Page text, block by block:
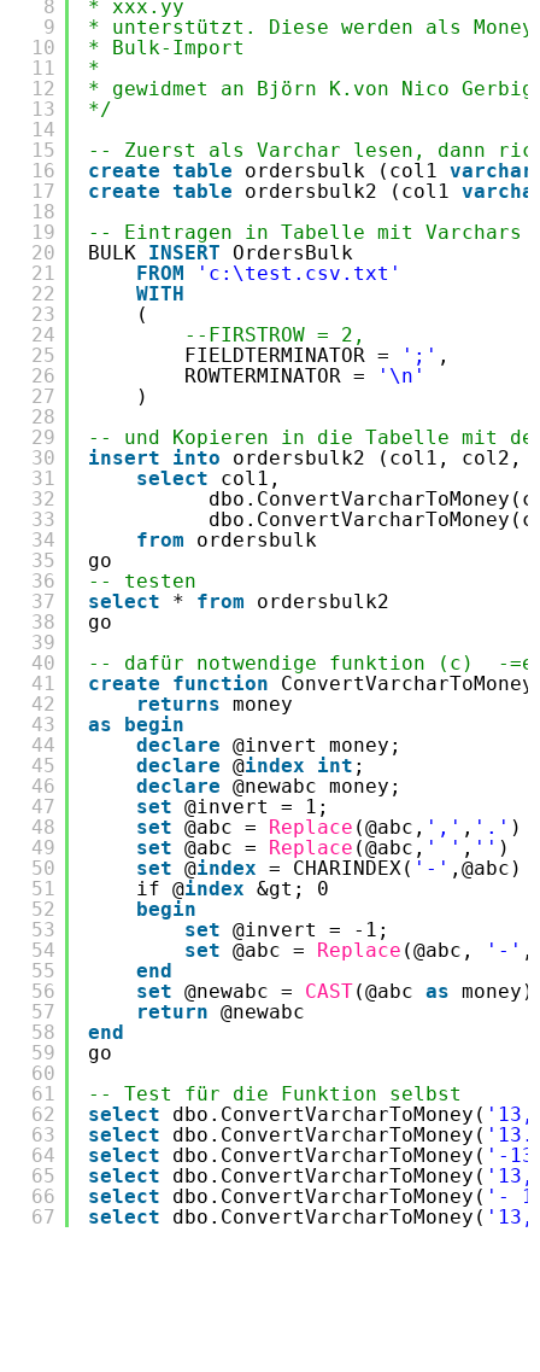
8
9
10
11
12
13
14
15
16
17
18
19
20
21
22
23
24
25
26
27
28
29
30
31
32
33
34
35
36
37
38
39
40
41
42
43
44
45
46
47
48
49
50
51
52
53
54
55
56
57
58
59
60
61
62
63
64
65
66
67
* xxx.yy
* unterstützt. Diese werden als
* Bulk-Import
*
* gewidmet an Björn K.von Nico Gerbig
*/
-- Zuerst als Varchar lesen, dann
create table ordersbulk (col1 varchar
create table ordersbulk2 (col1
-- Eintragen in Tabelle mit Varchars
BULK INSERT
OrdersBulk
FROM
'c:\test.csv.txt'
WITH
(
--FIRSTROW = 2,
FIELDTERMINATOR =
';' ,
ROWTERMINATOR =
'\n'
)
-- und Kopieren in die Tabelle mit
insert
into
ordersbulk2 (col1, col2,
select
col1,
from
ordersbulk
go
-- testen
select
* from
ordersbulk2
go
-- dafür notwendige funktion (c)  -
create
function
returns money
as
begin
declare @invert money;
declare @index int ;
declare @newabc money;
set @invert = 1;
set @abc = Replace (@abc, ',' , '.' )
set @abc = Replace (@abc, ' ' , '' )
set @index = CHARINDEX( '-' ,@abc)
if @index &gt; 0
begin
set @invert = -1;
set @abc = Replace (@abc, '-'
end
set @newabc = CAST(@abc as
return @newabc
end
go
-- Test für die Funktion selbst
select
dbo.ConvertVarcharToMoney(
select
dbo.ConvertVarcharToMoney(
select
dbo.ConvertVarcharToMoney( '-
select
dbo.ConvertVarcharToMoney(
select
dbo.ConvertVarcharToMoney( '-
select
dbo.ConvertVarcharToMoney(